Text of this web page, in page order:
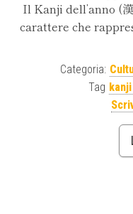
Il Kanji dell’anno (
carattere che
Categoria:
Tag